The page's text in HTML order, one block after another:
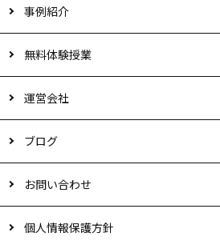
事例紹介
無料体験授業
運営会社
ブログ
お問い合わせ
個人情報保護方針